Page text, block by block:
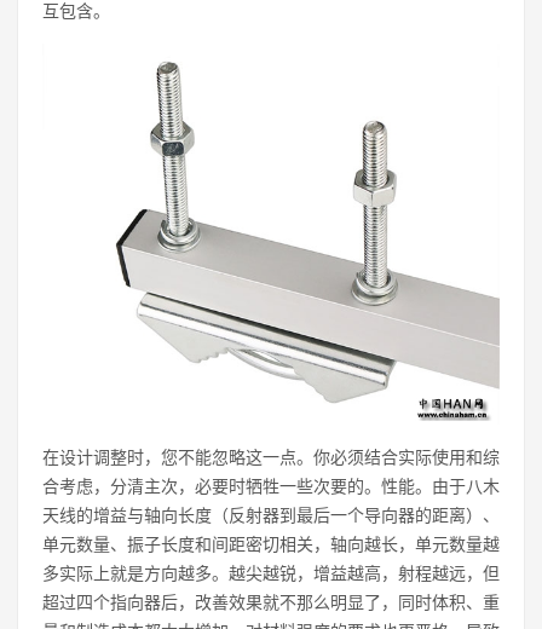
互包含。
在设计调整时，您不能忽略这一点。你必须结合实际使用和综
合考虑，分清主次，必要时牺牲一些次要的。性能。由于八木
天线的增益与轴向长度（反射器到最后一个导向器的距离）、
单元数量、振子长度和间距密切相关，轴向越长，单元数量越
多实际上就是方向越多。越尖越锐，增益越高，射程越远，但
超过四个指向器后，改善效果就不那么明显了，同时体积、重